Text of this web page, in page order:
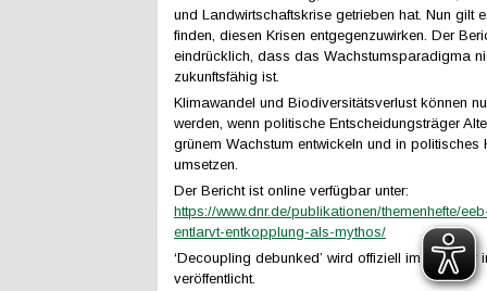
und Landwirtschaftskrise getrieben hat. Nun gilt
finden, diesen Krisen entgegenzuwirken. Der
eindrücklich, dass das Wachstumsparadigma
zukunftsfähig ist.
Klimawandel und Biodiversitätsverlust können
werden, wenn politische Entscheidungsträger
grünem Wachstum entwickeln und in politisches
umsetzen.
Der Bericht ist online verfügbar unter:
https://www.dnr.de/publikationen/themenhefte/
entlarvt-entkopplung-als-mythos/
‘Decoupling debunked’ wird offiziell im Oktober
veröffentlicht.